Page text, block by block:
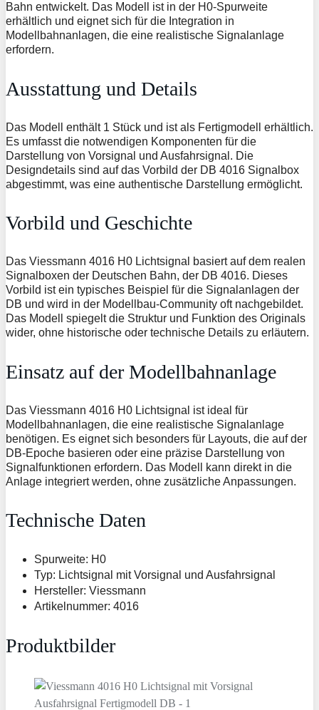
Bahn entwickelt. Das Modell ist in der H0-Spurweite
erhältlich und eignet sich für die Integration in
Modellbahnanlagen, die eine realistische Signalanlage
erfordern.
Ausstattung und Details
Das Modell enthält 1 Stück und ist als Fertigmodell erhältlich.
Es umfasst die notwendigen Komponenten für die
Darstellung von Vorsignal und Ausfahrsignal. Die
Designdetails sind auf das Vorbild der DB 4016 Signalbox
abgestimmt, was eine authentische Darstellung ermöglicht.
Vorbild und Geschichte
Das Viessmann 4016 H0 Lichtsignal basiert auf dem realen
Signalboxen der Deutschen Bahn, der DB 4016. Dieses
Vorbild ist ein typisches Beispiel für die Signalanlagen der
DB und wird in der Modellbau-Community oft nachgebildet.
Das Modell spiegelt die Struktur und Funktion des Originals
wider, ohne historische oder technische Details zu erläutern.
Einsatz auf der Modellbahnanlage
Das Viessmann 4016 H0 Lichtsignal ist ideal für
Modellbahnanlagen, die eine realistische Signalanlage
benötigen. Es eignet sich besonders für Layouts, die auf der
DB-Epoche basieren oder eine präzise Darstellung von
Signalfunktionen erfordern. Das Modell kann direkt in die
Anlage integriert werden, ohne zusätzliche Anpassungen.
Technische Daten
Spurweite: H0
Typ: Lichtsignal mit Vorsignal und Ausfahrsignal
Hersteller: Viessmann
Artikelnummer: 4016
Produktbilder